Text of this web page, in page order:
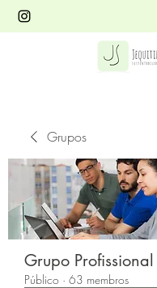
Grupos
Grupo Profissional
Público · 63 membros